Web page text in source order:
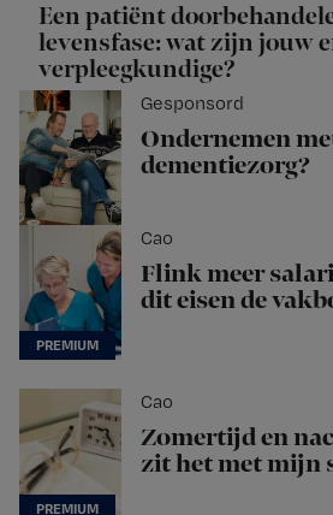
Een patiënt
levensfase: wat zijn jouw
verpleegkundige?
Gesponsord
Ondernemen
dementiezorg?
Cao
Flink meer
dit eisen de
Cao
Zomertijd en
zit het met mijn